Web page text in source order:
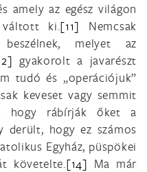
amely az egész világon
váltott ki.[11] Nemcsak
melyet az
gyakorolt a javarészt
tudó és „operációjuk”
keveset vagy semmit
hogy rábírják őket a
derült, hogy ez számos
Egyház, püspökei
követelte.[14] Ma már